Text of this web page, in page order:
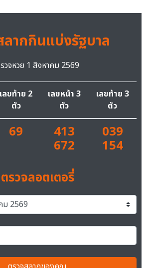
ลากกินแบ่งรัฐบาล
วจหวย 1 สิงหาคม 2569
เลขท้าย 2
ตัว
เลขหน้า 3
ตัว
เลขท้าย 3
ตัว
69 413
672
039
154
ตรวจลอตเตอรี่